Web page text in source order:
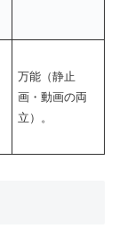
万能（静止
画・動画の両
立）。